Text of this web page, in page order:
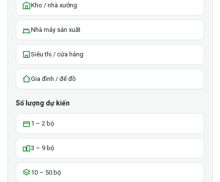
Kho / nhà xưởng
Nhà máy sản xuất
Siêu thị / cửa hàng
Gia đình / để đồ
Số lượng dự kiến
1 – 2 bộ
3 – 9 bộ
10 – 50 bộ